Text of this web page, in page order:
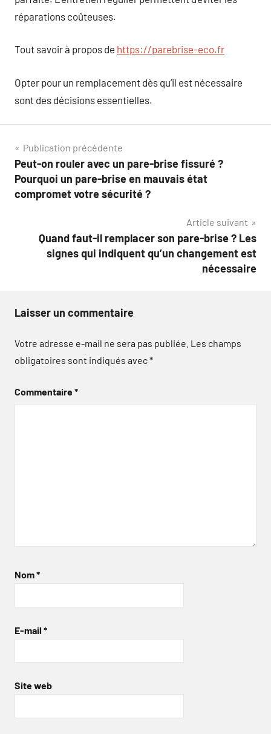
réparations coûteuses.
Tout savoir à propos de https://parebrise-eco.fr
Opter pour un remplacement dès qu’il est nécessaire
sont des décisions essentielles.
Navigation
de
l’article
Publication précédente
Peut-on rouler avec un pare-brise fissuré ?
Pourquoi un pare-brise en mauvais état
compromet votre sécurité ?
Article suivant
Quand faut-il remplacer son pare-brise ? Les
signes qui indiquent qu’un changement est
nécessaire
Laisser un commentaire
Votre adresse e-mail ne sera pas publiée. Les champs
obligatoires sont indiqués avec*
Commentaire*
Nom*
E-mail *
Site web